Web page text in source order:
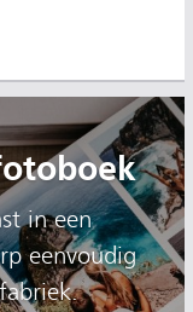
in een
eenvoudig